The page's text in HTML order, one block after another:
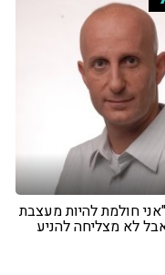
חולמת להיות מעצבת
לא מצליחה להניע